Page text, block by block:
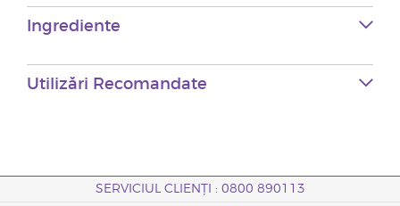
Ingrediente
Utilizări Recomandate
SERVICIUL CLIENȚI : 0800 890113